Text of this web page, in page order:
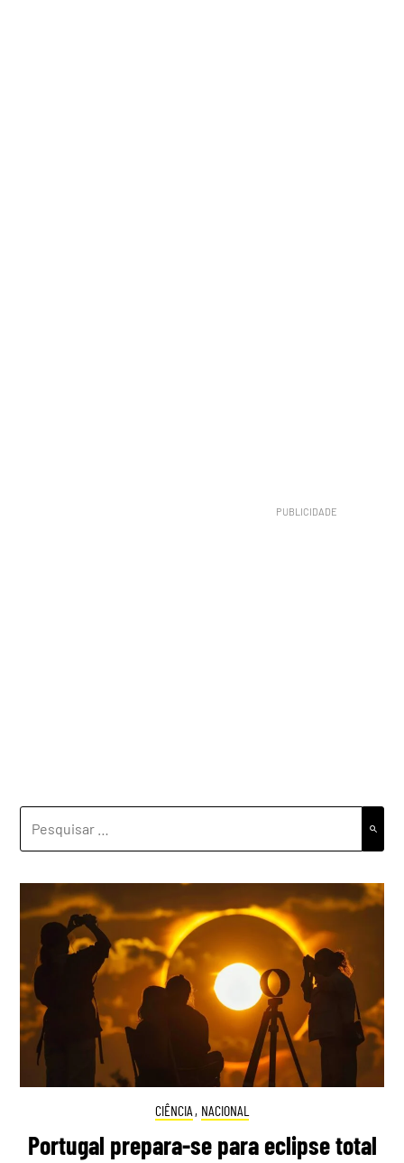
POR:
CIÊNCIA , NACIONAL
Portugal prepara-se para eclipse total